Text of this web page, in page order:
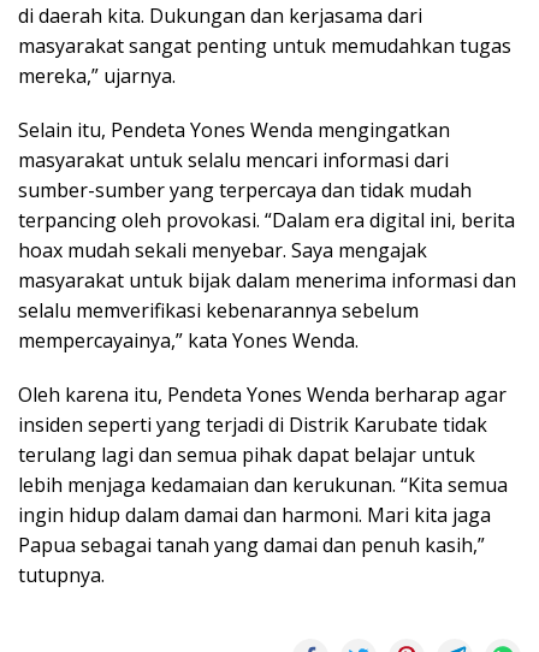
di daerah kita. Dukungan dan kerjasama dari
masyarakat sangat penting untuk memudahkan tugas
mereka,” ujarnya.
Selain itu, Pendeta Yones Wenda mengingatkan
masyarakat untuk selalu mencari informasi dari
sumber-sumber yang terpercaya dan tidak mudah
terpancing oleh provokasi. “Dalam era digital ini, berita
hoax mudah sekali menyebar. Saya mengajak
masyarakat untuk bijak dalam menerima informasi dan
selalu memverifikasi kebenarannya sebelum
mempercayainya,” kata Yones Wenda.
Oleh karena itu, Pendeta Yones Wenda berharap agar
insiden seperti yang terjadi di Distrik Karubate tidak
terulang lagi dan semua pihak dapat belajar untuk
lebih menjaga kedamaian dan kerukunan. “Kita semua
ingin hidup dalam damai dan harmoni. Mari kita jaga
Papua sebagai tanah yang damai dan penuh kasih,”
tutupnya.